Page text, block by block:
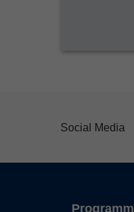
Social Media
Programm